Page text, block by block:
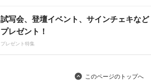
試写会、登壇イベント、サインチェキなど
プレゼント！
プレゼント特集
このページのトップへ